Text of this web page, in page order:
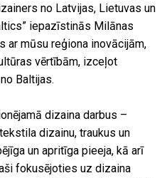
no Latvijas, Lietuvas un
iepazīstinās Milānas
ar mūsu reģiona inovācijām,
vērtībām, izceļot
Baltijas.
dizaina darbus –
dizainu, traukus un
un apritīga pieeja, kā arī
fokusējoties uz dizaina